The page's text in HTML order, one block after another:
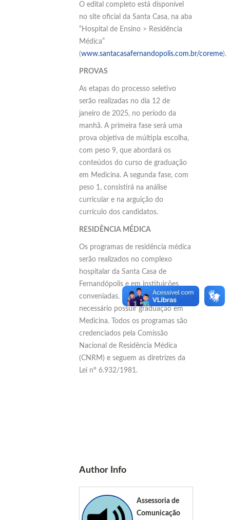
O edital completo está disponível
no site oficial da Santa Casa, na aba
“Hospital de Ensino > Residência
Médica”
(www.santacasafernandopolis.com.br/coreme).
PROVAS
As etapas do processo seletivo
serão realizadas no dia 12 de
janeiro de 2025, no período da
manhã. A primeira fase será uma
prova objetiva de múltipla escolha,
com peso 9, que abordará os
conteúdos do curso de graduação
em Medicina. A segunda fase, com
peso 1, consistirá na análise
curricular e na arguição do
currículo dos candidatos.
RESIDÊNCIA MÉDICA
Os programas de residência médica
serão realizados no complexo
hospitalar da Santa Casa de
Fernandópolis e em instituições
conveniadas. Para participar, é
necessário possuir graduação em
Medicina. Todos os programas são
credenciados pela Comissão
Nacional de Residência Médica
(CNRM) e seguem as diretrizes da
Lei nº 6.932/1981.
Author Info
Assessoria de
Comunicação